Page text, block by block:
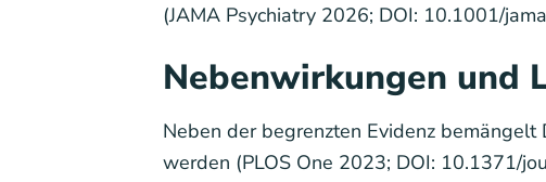
(JAMA Psychiatry 2026; DOI: 10.1001/
Nebenwirkungen und
Neben der begrenzten Evidenz
werden (PLOS One 2023; DOI: 10.1371/